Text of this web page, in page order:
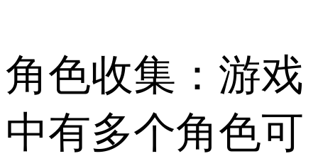
角色收集：游戏
中有多个角色可